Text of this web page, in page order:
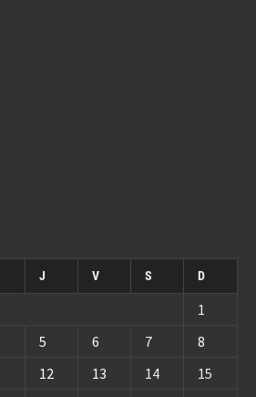
J V S D
1
5 6 7
8
12 13 14
15